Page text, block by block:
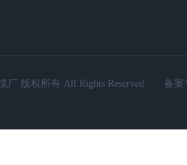
版权所有 All Rights Reserved. 备案